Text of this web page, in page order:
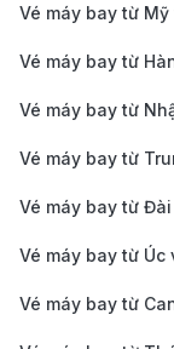
– 15 phút/
Taxi: Lựa
bay.
Xe công
dàng qua
Vé máy bay từ Mỹ
Vé máy bay từ
Vé máy bay từ
Vé máy bay từ
Vé máy bay từ
Vé máy bay từ Úc
Vé máy bay từ